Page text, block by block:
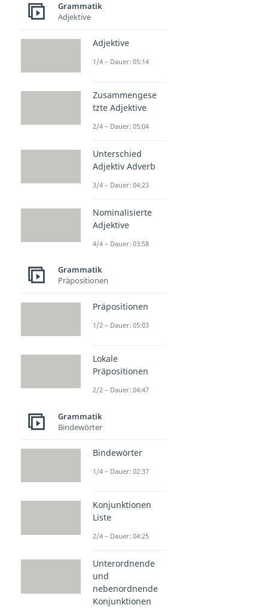
Grammatik
Adjektive
Adjektive
1/4 – Dauer: 05:14
Zusammengese
tzte Adjektive
2/4 – Dauer: 05:04
Unterschied
Adjektiv Adverb
3/4 – Dauer: 04:23
Nominalisierte
Adjektive
4/4 – Dauer: 03:58
Grammatik
Präpositionen
Präpositionen
1/2 – Dauer: 05:03
Lokale
Präpositionen
2/2 – Dauer: 04:47
Grammatik
Bindewörter
Bindewörter
1/4 – Dauer: 02:37
Konjunktionen
Liste
2/4 – Dauer: 04:25
Unterordnende
und
nebenordnende
Konjunktionen